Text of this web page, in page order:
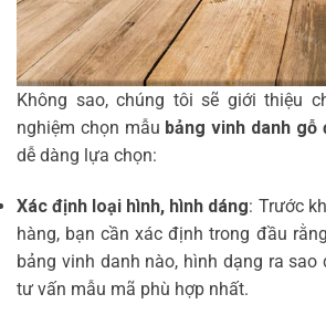
Không sao, chúng tôi sẽ giới thiệu
nghiệm chọn mẫu bảng vinh danh gỗ
dễ dàng lựa chọn:
Xác định loại hình, hình dáng: Trước
hàng, bạn cần xác định trong đầu
bảng vinh danh nào, hình dạng ra sao
tư vấn mẫu mã phù hợp nhất.